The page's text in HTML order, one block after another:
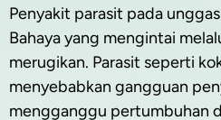
Penyakit parasit pada
Bahaya yang mengintai
merugikan. Parasit seperti
menyebabkan gangguan
mengganggu pertumbuhan